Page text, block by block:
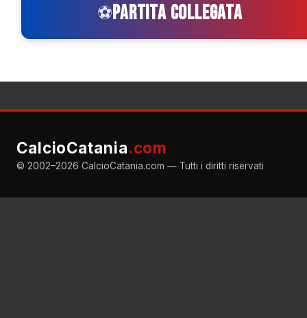
⚽PARTITA COLLEGATA
CalcioCatania.com
© 2002–2026 CalcioCatania.com — Tutti i diritti riservati